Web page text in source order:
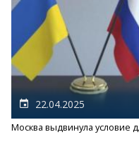
22.04.2025
Москва выдвинула условие